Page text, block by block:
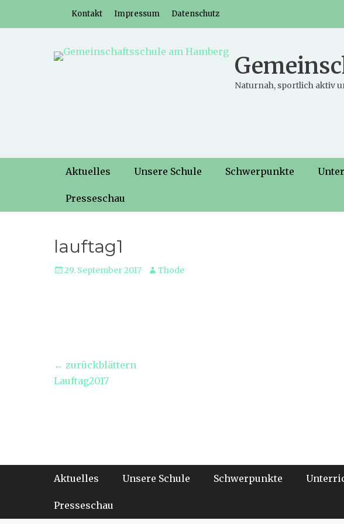
Header-Menü
Weiter
Kontakt Impressum Datenschutz
Naturnah, sportlich aktiv
Hauptmenü
Weiter
Inhalt
Aktuelles Unsere Schule Schwerpunkte
Presseschau
lauftag1
Veröffentlicht
29. September 2017 Autor
Thode
Beitragsnavigation
← zurückblättern
Vorheriger
Lauftag2017
Footer-Menü
Weiter
Inhalt
Aktuelles Unsere Schule Schwerpunkte
Presseschau